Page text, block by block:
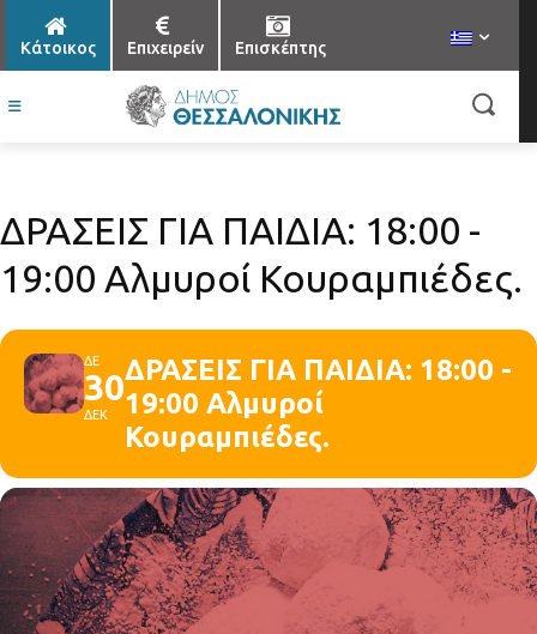
Κάτοικος Επιχειρείν Επισκέπτης
ΔΡΑΣΕΙΣ ΓΙΑ ΠΑΙΔΙΑ: 18:00 -
19:00 Αλμυροί Κουραμπιέδες.
ΔΕ
30
ΔΕΚ
ΔΡΑΣΕΙΣ ΓΙΑ ΠΑΙΔΙΑ: 18:00 -
19:00 Αλμυροί
Κουραμπιέδες.